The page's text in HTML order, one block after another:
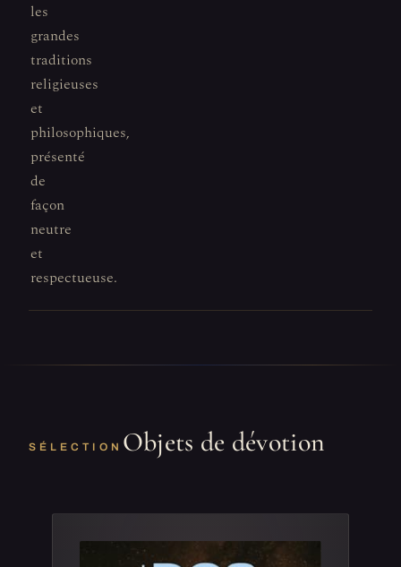
les
grandes
traditions
religieuses
et
philosophiques,
présenté
de
façon
neutre
et
respectueuse.
SÉLECTION Objets de dévotion